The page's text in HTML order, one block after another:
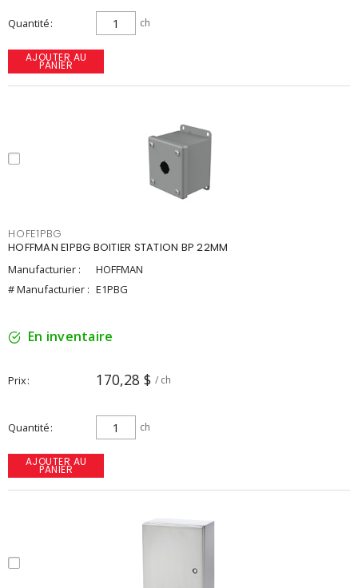
Quantité ch
AJOUTER AU
PANIER
HOFE1PBG
HOFFMAN E1PBG BOITIER STATION BP 22MM
Manufacturier :
HOFFMAN
# Manufacturier : E1PBG
En inventaire
Prix 170,28 $ / ch
Quantité ch
AJOUTER AU
PANIER